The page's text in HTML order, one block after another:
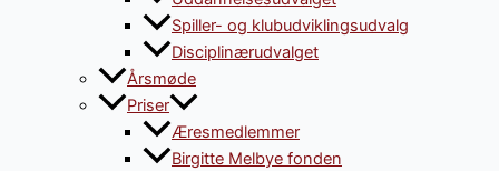
Spiller- og klubudviklingsudvalg
Disciplinærudvalget
Årsmøde
Priser
Æresmedlemmer
Birgitte Melbye fonden